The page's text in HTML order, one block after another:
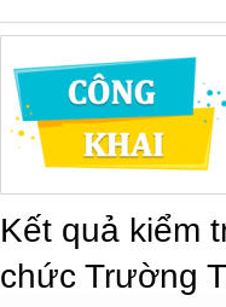
Kết quả kiểm
chức Trường